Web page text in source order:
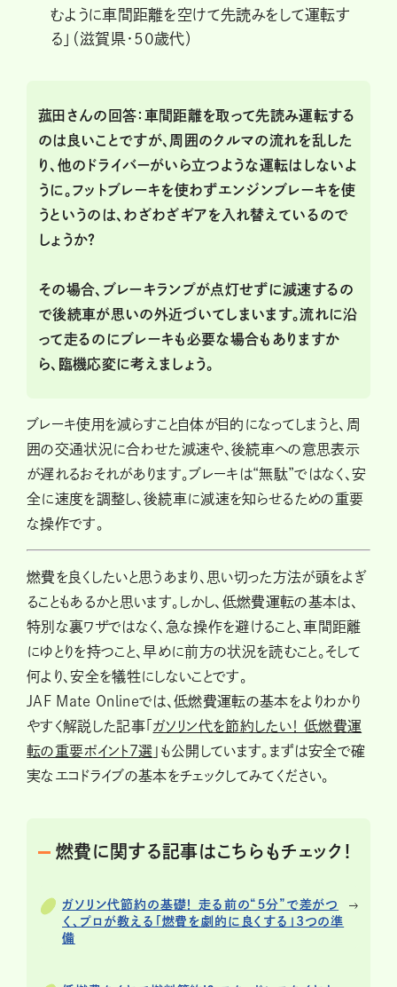
むように車間距離を空けて先読みをして運転す
る」（滋賀県・50歳代）
菰田さんの回答：車間距離を取って先読み運転する
のは良いことですが、周囲のクルマの流れを乱した
り、他のドライバーがいら立つような運転はしないよ
うに。フットブレーキを使わずエンジンブレーキを使
うというのは、わざわざギアを入れ替えているので
しょうか？
その場合、ブレーキランプが点灯せずに減速するの
で後続車が思いの外近づいてしまいます。流れに沿
って走るのにブレーキも必要な場合もありますか
ら、臨機応変に考えましょう。
ブレーキ使用を減らすこと自体が目的になってしまうと、周
囲の交通状況に合わせた減速や、後続車への意思表示
が遅れるおそれがあります。ブレーキは“無駄”ではなく、安
全に速度を調整し、後続車に減速を知らせるための重要
な操作です。
燃費を良くしたいと思うあまり、思い切った方法が頭をよぎ
ることもあるかと思います。しかし、低燃費運転の基本は、
特別な裏ワザではなく、急な操作を避けること、車間距離
にゆとりを持つこと、早めに前方の状況を読むこと。そして
何より、安全を犠牲にしないことです。
JAF Mate Onlineでは、低燃費運転の基本をよりわかり
やすく解説した記事「 ガソリン代を節約したい！ 低燃費運
転の重要ポイント7選 」も公開しています。まずは安全で確
実なエコドライブの基本をチェックしてみてください。
燃費に関する記事はこちらもチェック！
ガソリン代節約の基礎！ 走る前の“５分”で差がつ
く、プロが教える「燃費を劇的に良くする」3つの準
備